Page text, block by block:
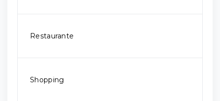
Restaurante
Shopping